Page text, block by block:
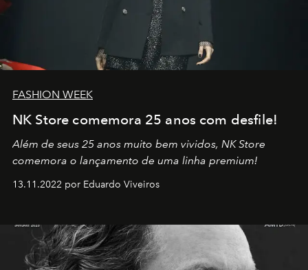
FASHION WEEK
NK Store comemora 25 anos com desfile!
Além de seus 25 anos muito bem vividos, NK Store
comemora o lançamento de uma linha premium!
13.11.2022 por Eduardo Viveiros